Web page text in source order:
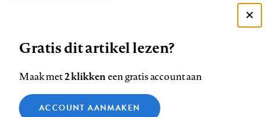
op
op
op
ons
op
Contact Colofon Disclaimer Privacy
Zie onze cookie policy
Gratis dit artikel lezen?
Maak met2 klikkeneen gratis account aan
ACCOUNT AANMAKEN